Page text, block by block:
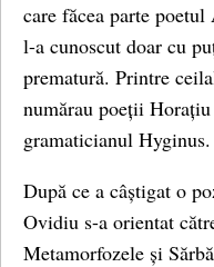
care făcea parte
l-a cunoscut doar cu
prematură. Printre
numărau poeții
gramaticianul Hyginus.
După ce a câștigat o
Ovidiu s-a orientat
Metamorfozele și